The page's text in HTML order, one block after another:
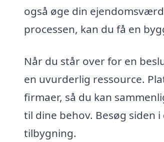
også øge din
processen, kan du få en
Når du står over for en
en uvurderlig ressource.
firmaer, så du kan
til dine behov. Besøg siden
tilbygning.